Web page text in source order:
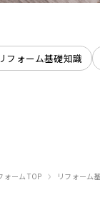
フォーム基礎知識
ォーム TOP › リフォーム